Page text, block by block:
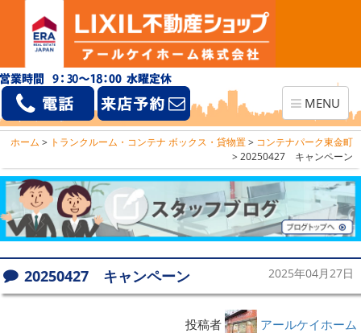
Toggle
navigation
MENU
ホーム > トランクルーム・コンテナ ボックス・貸物置> コンテナパーク東金町
>20250427 キャンペーン
20250427 キャンペーン 2025年04月27日
投稿者
アールケイホーム